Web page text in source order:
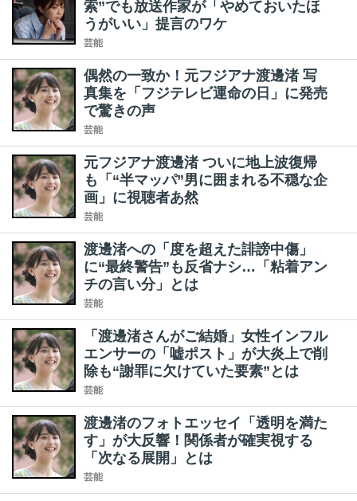
索”でも放送作家が「やめておいたほ
うがいい」提言のワケ
芸能
偶然の一致か！元フジアナ渡邊渚 写
真集を「フジテレビ運命の日」に発売
で驚きの声
芸能
元フジアナ渡邊渚 ついに地上波復帰
も「“半マッパ”男に囲まれる不穏な企
画」に視聴者あ然
芸能
渡邊渚への「度を超えた誹謗中傷」
に“最終警告”も反省ナシ…「粘着アン
チの言い分」とは
芸能
「渡邊渚さんがご結婚」女性インフル
エンサーの「嘘ポスト」が大炎上で削
除も“謝罪に欠けていた要素”とは
芸能
渡邊渚のフォトエッセイ「透明を満た
す」が大反響！関係者が確実視する
「次なる展開」とは
芸能